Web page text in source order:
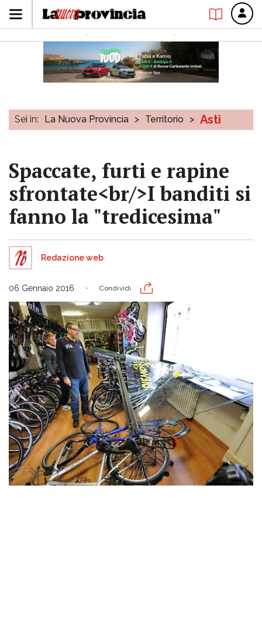
Sei in: La Nuova Provincia > Territorio > Asti
Spaccate, furti e rapine
sfrontate<br/>I banditi si
fanno la "tredicesima"
Redazione web
06 Gennaio 2016 Condividi